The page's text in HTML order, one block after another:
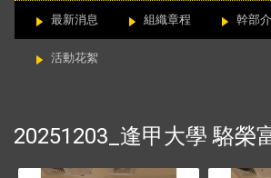
最新消息 組織章程 幹部
活動花絮
20251203_逢甲大學 駱榮